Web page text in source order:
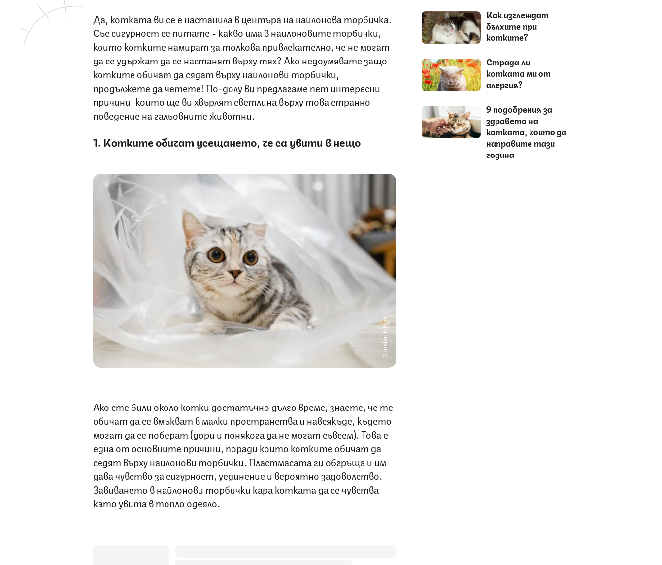
Да, котката ви се е настанила в центъра на найлонова торбичка.
Със сигурност се питате - какво има в найлоновите торбички,
които котките намират за толкова привлекателно, че не могат
да се удържат да се настанят върху тях? Ако недоумявате защо
котките обичат да сядат върху найлонови торбички,
продължете да четете! По-долу ви предлагаме пет интересни
причини, които ще ви хвърлят светлина върху това странно
поведение на гальовните животни.
1. Котките обичат усещането, че са увити в нещо
Снимка: iStock
Ако сте били около котки достатъчно дълго време, знаете, че те
обичат да се вмъкват в малки пространства и навсякъде, където
могат да се поберат (дори и понякога да не могат съвсем). Това е
една от основните причини, поради които котките обичат да
седят върху найлонови торбички. Пластмасата ги обгръща и им
дава чувство за сигурност, уединение и вероятно задоволство.
Завиването в найлонови торбички кара котката да се чувства
като увита в топло одеяло.
Как изглеждат
бълхите при
котките?
Страда ли
котката ми от
алергия?
9 подобрения за
здравето на
котката, които да
направите тази
година